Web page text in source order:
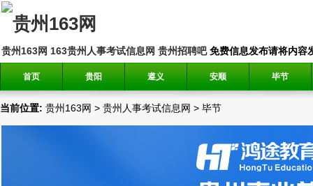
贵州163网 163贵州人事考试信息网 贵州招聘吧免费信息发布请将内容
首页 贵阳 遵义 安顺 毕节
当前位置: 贵州163网 > 贵州人事考试信息网 > 毕节